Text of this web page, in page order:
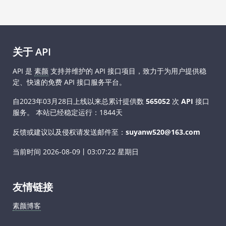
关于 API
API 是 素颜 支持并维护的 API 接口项目，致力于为用户提供稳
定、快速的免费 API 接口服务平台。
自2023年03月28日上线以来总累计提供数 565052 次 API 接口
服务。
本站已经稳定运行：1844天
反馈或建议以及侵权请发送邮件至： suyanw520@163.com
当前时间 2026-08-09丨03:07:22 星期日
友情链接
素颜博客